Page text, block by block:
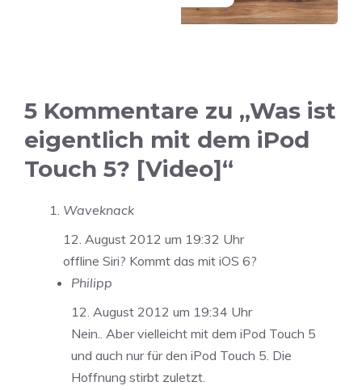
5 Kommentare zu „Was ist
eigentlich mit dem iPod
Touch 5? [Video]“
Waveknack
12. August 2012 um 19:32 Uhr
offline Siri? Kommt das mit iOS 6?
Philipp
12. August 2012 um 19:34 Uhr
Nein.. Aber vielleicht mit dem iPod Touch 5
und auch nur für den iPod Touch 5. Die
Hoffnung stirbt zuletzt.